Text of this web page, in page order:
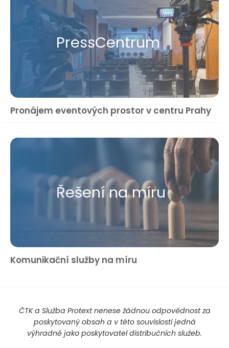
Press​Centrum
Pronájem eventových prostor v centru Prahy
Řešení na míru
Komunikační služby na míru
ČTK a Služba Protext nenese žádnou odpovědnost za
poskytovaný obsah a v této souvislosti jedná
výhradně jako poskytovatel distribučních služeb.